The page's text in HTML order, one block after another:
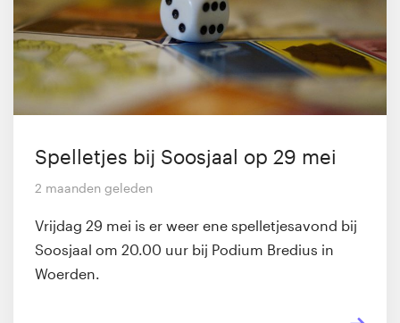
Spelletjes bij Soosjaal op 29 mei
2 maanden geleden
Vrijdag 29 mei is er weer ene spelletjesavond bij
Soosjaal om 20.00 uur bij Podium Bredius in
Woerden.